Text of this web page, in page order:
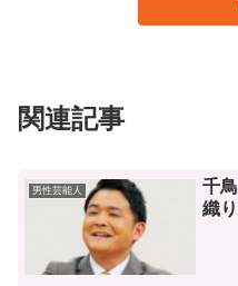
関連記事
男性芸能人
千
織